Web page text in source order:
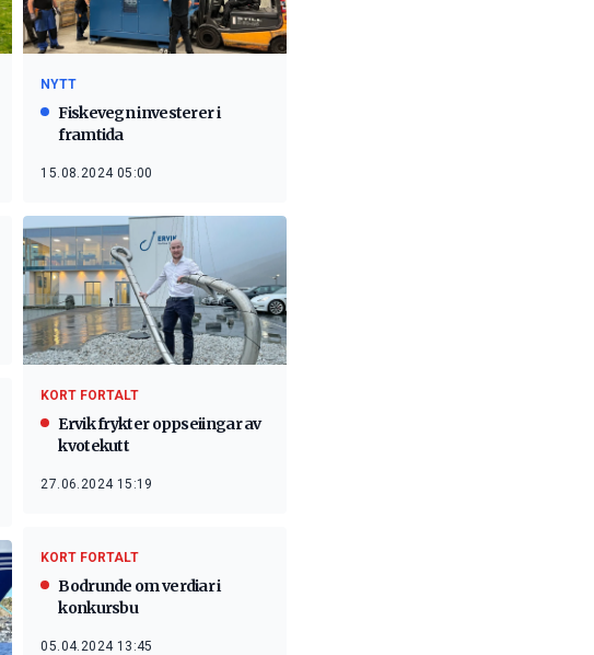
NYTT
Fiskevegn investerer i
framtida
15.08.2024 05:00
KORT FORTALT
Ervik frykter oppseiingar av
kvotekutt
27.06.2024 15:19
KORT FORTALT
Bodrunde om verdiar i
konkursbu
05.04.2024 13:45